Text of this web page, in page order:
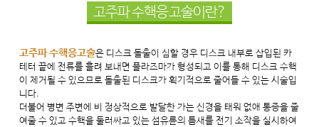
고주파 수핵응고술이란?
고주파 수핵응고술은 디스크 돌출이 심할 경우 디스크 내부로 삽입된 카
테터 끝에 전류를 흘려 보내면 플라즈마가 형성되고 이를 통해 디스크 수핵
이 제거될 수 있으므로 돌출된 디스크가 획기적으로 줄어들 수 있는 시술입
니다.
더불어 병변 주변에 비 정상적으로 발달한 가는 신경을 태워 없애 통증을 줄
여줄 수 있고 수핵을 둘러싸고 있는 섬유륜의 틈새를 전기 소작을 실시하여